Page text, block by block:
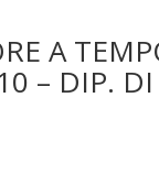
A
– DIP.